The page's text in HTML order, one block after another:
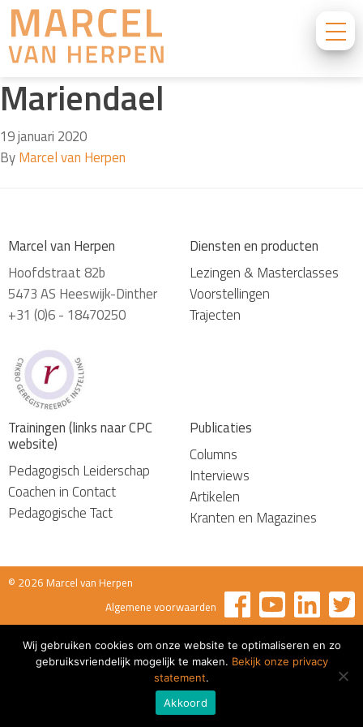
Mariendael
19 januari 2020
ByMarcel van Herpen
Marcel van Herpen
Hoofdstraat 82b
5473 AS Heeswijk-Dinther
+31 (0)6 - 18470250
Diensten en producten
Lezingen & Masterclasses
Voorstellingen
Trajecten
Trainingen (links naar CPC
website)
Pedagogisch Leiderschap
Coachen in Contact
Pedagogische Tact
Publicaties
Columns
Interviews
Artikelen
Kranten en Magazines
© 2026 Marcel van Herpen
Algemene voorwaarden
Wij gebruiken cookies om onze website te optimaliseren en zo
gebruiksvriendelijk mogelijk te maken. Bekijk onze privacy
statement.
Akkoord